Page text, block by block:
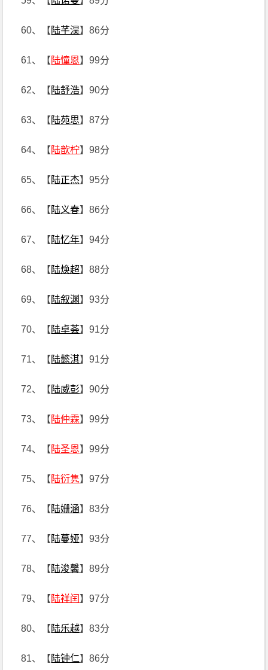
60、【陆芊淏】86分
61、【陆憧恩】99分
62、【陆舒浩】90分
63、【陆苑思】87分
64、【陆歆柠】98分
65、【陆正杰】95分
66、【陆义春】86分
67、【陆忆年】94分
68、【陆焕超】88分
69、【陆叙渊】93分
70、【陆卓荟】91分
71、【陆懿淇】91分
72、【陆威彭】90分
73、【陆仲霖】99分
74、【陆圣恩】99分
75、【陆衍隽】97分
76、【陆姗涵】83分
77、【陆蔓娅】93分
78、【陆浚馨】89分
79、【陆祥闰 】97分
80、【陆乐越】83分
81、【陆钟仁】86分